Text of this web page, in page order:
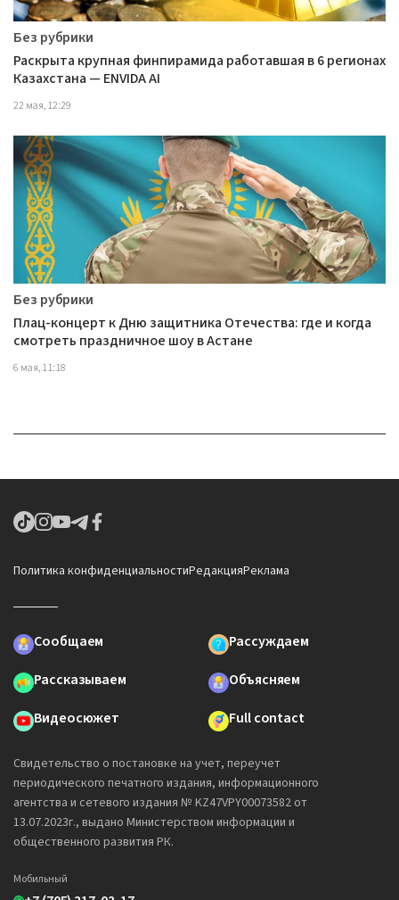
Без рубрики
Раскрыта крупная финпирамида работавшая в 6 регионах
Казахстана — ENVIDA AI
22 мая, 12:29
Без рубрики
Плац-концерт к Дню защитника Отечества: где и когда
смотреть праздничное шоу в Астане
6 мая, 11:18
Политика конфиденциальностиРедакцияРеклама
Сообщаем
Рассуждаем
Рассказываем
Объясняем
Видеосюжет
Full contact
Свидетельство о постановке на учет, переучет
периодического печатного издания, информационного
агентства и сетевого издания № KZ47VPY00073582 от
13.07.2023г., выдано Министерством информации и
общественного развития РК.
Мобильный